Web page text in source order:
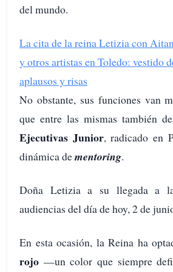
del mundo.
La cita de la reina Letizia con
y otros artistas en Toledo: vestido
aplausos y risas
No obstante, sus funciones van
que entre las mismas también
Ejecutivas Junior, radicado en
dinámica dementoring.
Doña Letizia a su llegada a
audiencias del día de hoy, 2 de
En esta ocasión, la Reina ha
rojo —un color que siempre